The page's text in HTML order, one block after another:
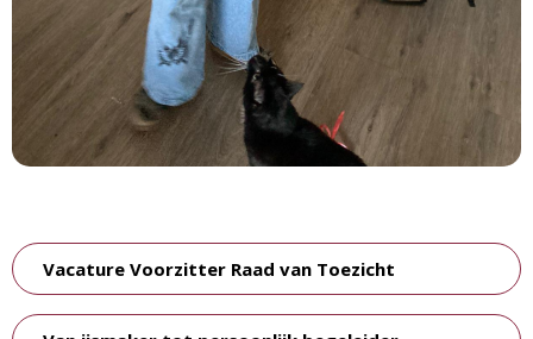
Vacature Voorzitter Raad van Toezicht